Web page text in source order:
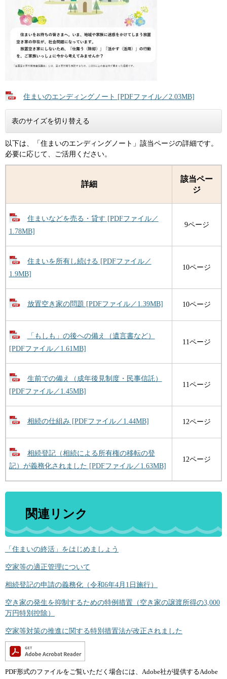
住まいのエンディングノート [PDFファイル／2.03MB]
表のサイズを切り替える
以下は、「住まいのエンディングノート」該当ページの詳細です。
必要に応じて、ご活用ください。
詳細
該当ペー
ジ
住まいなどを売る・貸す [PDFファイル／
1.78MB]
9ページ
住まいを所有し続ける [PDFファイル／
1.9MB]
10ページ
放置空き家の問題 [PDFファイル／1.39MB] 10ページ
「もしも」の後への備え（遺言書など）
[PDFファイル／1.61MB]
11ページ
生前での備え（成年後見制度・民事信託）
[PDFファイル／1.45MB]
11ページ
相続の仕組み [PDFファイル／1.44MB] 12ページ
相続登記（相続による所有権の移転の登
記）が義務化されました [PDFファイル／1.63MB]
12ページ
関連リンク
「住まいの終活」をはじめましょう
空家等の適正管理について
相続登記の申請の義務化（令和6年4月1日施行）
空き家の発生を抑制するための特例措置（空き家の譲渡所得の3,000
万円特別控除）
空家等対策の推進に関する特別措置法が改正されました
PDF形式のファイルをご覧いただく場合には、Adobe社が提供するAdobe